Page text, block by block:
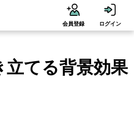
会員登録 ログイン
立てる背景効果